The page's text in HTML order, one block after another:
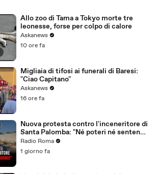
Allo zoo di Tama a Tokyo morte tre
leonesse, forse per colpo di calore
Askanews
10 ore fa
Migliaia di tifosi ai funerali di Baresi:
"Ciao Capitano"
Askanews
16 ore fa
Nuova protesta contro l'inceneritore di
Santa Palomba: "Né poteri né sentenze
ci fermeranno!"
Radio Roma
1 giorno fa